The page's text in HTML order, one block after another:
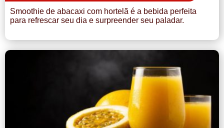
Smoothie de abacaxi com hortelã é a bebida perfeita
para refrescar seu dia e surpreender seu paladar.